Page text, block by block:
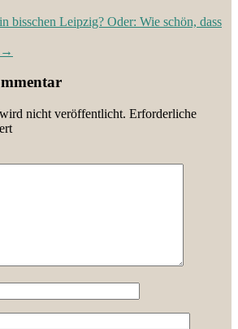
bisschen Leipzig? Oder: Wie schön, dass
→
nicht veröffentlicht. Erforderliche